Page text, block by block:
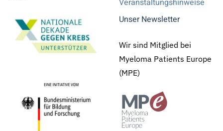
Veranstaltungshinweise
Unser Newsletter
Wir sind Mitglied bei
Myeloma Patients Europe
(MPE)